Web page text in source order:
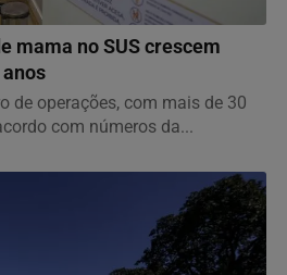
mama no SUS crescem
anos
de operações, com mais de 30
com números da...